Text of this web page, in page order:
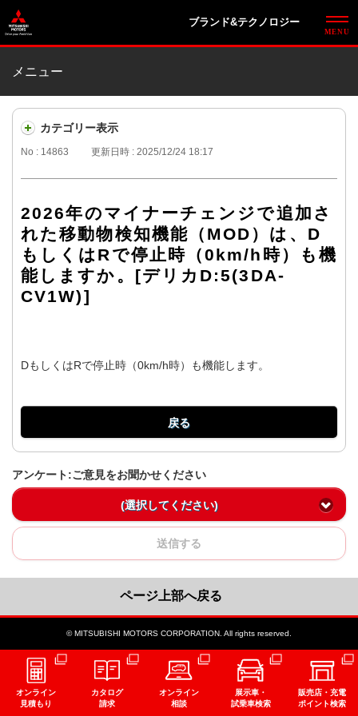
ブランド&テクノロジー
メニュー
カテゴリー表示
No : 14863 更新日時 : 2025/12/24 18:17
2026年のマイナーチェンジで追加さ
れた移動物検知機能（MOD）は、D
もしくはRで停止時（0km/h時）も機
能しますか。[デリカD:5(3DA-
CV1W)]
DもしくはRで停止時（0km/h時）も機能します。
戻る
アンケート:ご意見をお聞かせください
(選択してください)
送信する
ページ上部へ戻る
© MITSUBISHI MOTORS CORPORATION. All rights reserved.
オンライン
見積もり
カタログ
請求
オンライン
相談
展示車・
試乗車検索
販売店・充電
ポイント検索